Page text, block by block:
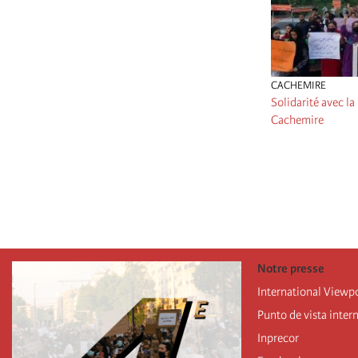
CACHEMIRE
Solidarité avec
Cachemire
Notre presse
International
Punto de vista
Inprecor